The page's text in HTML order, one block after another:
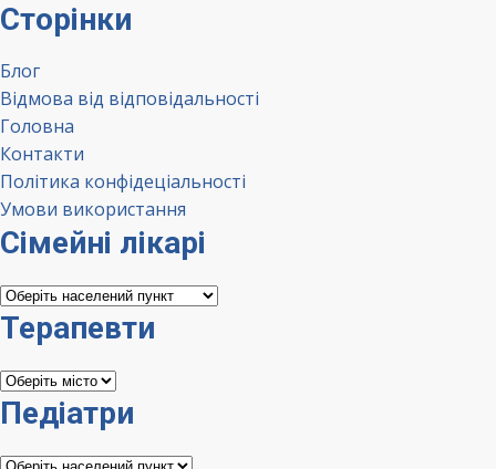
Сторінки
Блог
Відмова від відповідальності
Головна
Контакти
Політика конфідеціальності
Умови використання
Сімейні лікарі
Сімейні
лікарі
Терапевти
Терапевти
Педіатри
Педіатри